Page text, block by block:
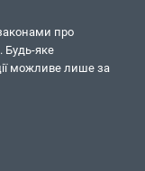
про
Будь-яке
можливе лише за